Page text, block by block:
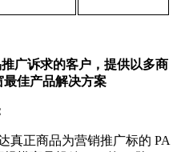
广诉求的客户，提供以多商
佳产品解决方案
真正商品为营销推广标的 PA